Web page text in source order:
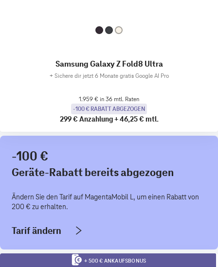
Samsung Galaxy Z Fold8 Ultra
+ Sichere dir jetzt 6 Monate gratis Google AI Pro
1.959 € in 36 mtl. Raten
-100 € RABATT ABGEZOGEN
299 € Anzahlung+46,25 € mtl.
-100 €
Geräte-Rabatt bereits abgezogen
Ändern Sie den Tarif auf MagentaMobil L, um einen Rabatt von
200 € zu erhalten.
Tarif ändern
+ 500 € ANKAUFSBONUS